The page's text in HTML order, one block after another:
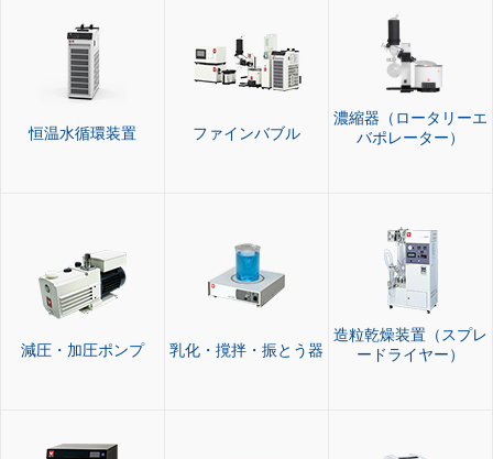
恒温水循環装置 ファインバブル
濃縮器（ロータリーエ
バポレーター）
減圧・加圧ポンプ 乳化・撹拌・振とう器
造粒乾燥装置（スプレ
ードライヤー）